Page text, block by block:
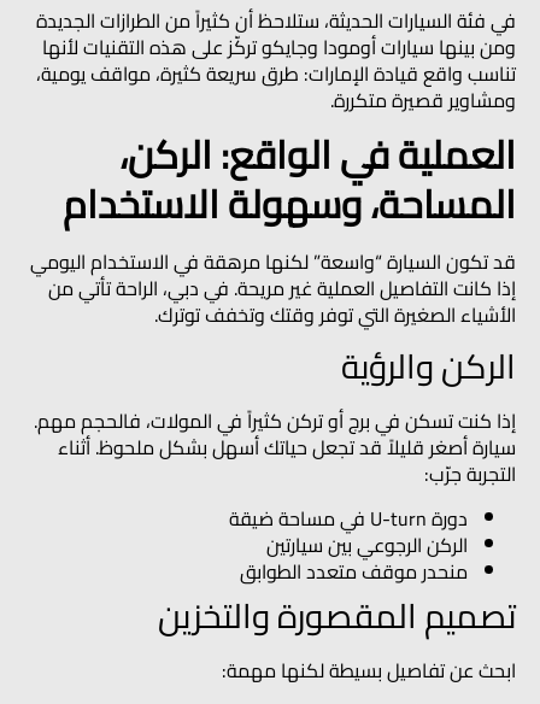
في فئة السيارات الحديثة، ستلاحظ أن كثيراً من الطرازات الجديدة
ومن بينها سياراتأومودا وجايكوتركّز على هذه التقنيات لأنها
تناسب واقع قيادة الإمارات: طرق سريعة كثيرة، مواقف يومية،
ومشاوير قصيرة متكررة.
العملية في الواقع: الركن،
المساحة، وسهولة الاستخدام
قد تكون السيارة “واسعة” لكنها مرهقة في الاستخدام اليومي
إذا كانت التفاصيل العملية غير مريحة. في دبي، الراحة تأتي من
الأشياء الصغيرة التي توفر وقتك وتخفف توترك.
الركن والرؤية
إذا كنت تسكن في برج أو تركن كثيراً في المولات، فالحجم مهم.
سيارة أصغر قليلاً قد تجعل حياتك أسهل بشكل ملحوظ. أثناء
التجربة جرّب:
دورة U-turn في مساحة ضيقة
الركن الرجوعي بين سيارتين
منحدر موقف متعدد الطوابق
تصميم المقصورة والتخزين
ابحث عن تفاصيل بسيطة لكنها مهمة: